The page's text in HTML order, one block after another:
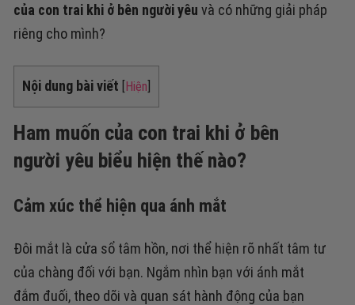
của con trai khi ở bên người yêu và có những giải pháp
riêng cho mình?
Nội dung bài viết Hiện
Ham muốn của con trai khi ở bên
người yêu biểu hiện thế nào?
Cảm xúc thể hiện qua ánh mắt
Đôi mắt là cửa sổ tâm hồn, nơi thể hiện rõ nhất tâm tư
của chàng đối với bạn. Ngắm nhìn bạn với ánh mắt
đắm đuối, theo dõi và quan sát hành động của bạn